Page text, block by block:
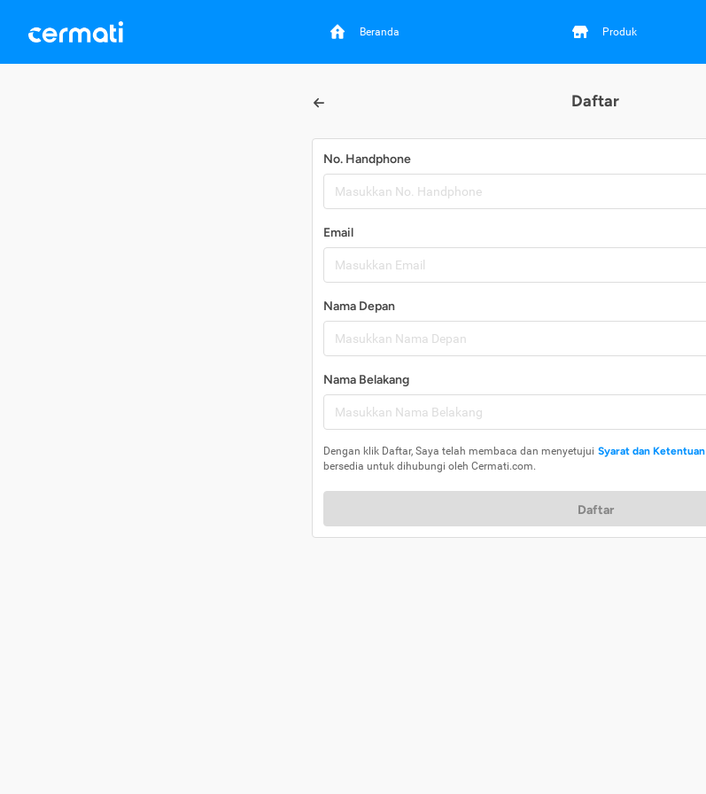
Beranda Produk
Daftar
No. Handphone
Email
Nama Depan
Nama Belakang
Dengan klik Daftar, Saya telah membaca dan menyetujui Syarat dan Ketentuan
bersedia untuk dihubungi oleh Cermati.com.
Daftar